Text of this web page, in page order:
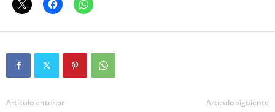
Artículo anterior Artículo siguiente